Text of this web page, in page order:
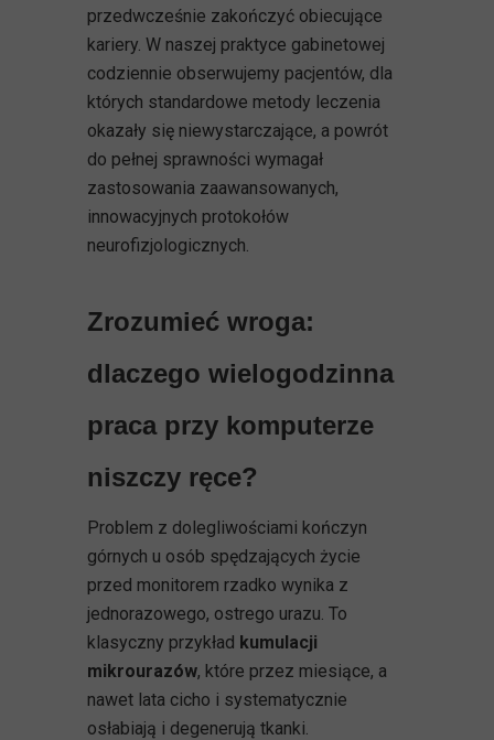
przedwcześnie zakończyć obiecujące
kariery. W naszej praktyce gabinetowej
codziennie obserwujemy pacjentów, dla
których standardowe metody leczenia
okazały się niewystarczające, a powrót
do pełnej sprawności wymagał
zastosowania zaawansowanych,
innowacyjnych protokołów
neurofizjologicznych.
Zrozumieć wroga:
dlaczego wielogodzinna
praca przy komputerze
niszczy ręce?
Problem z dolegliwościami kończyn
górnych u osób spędzających życie
przed monitorem rzadko wynika z
jednorazowego, ostrego urazu. To
klasyczny przykład kumulacji
mikrourazów, które przez miesiące, a
nawet lata cicho i systematycznie
osłabiają i degenerują tkanki.